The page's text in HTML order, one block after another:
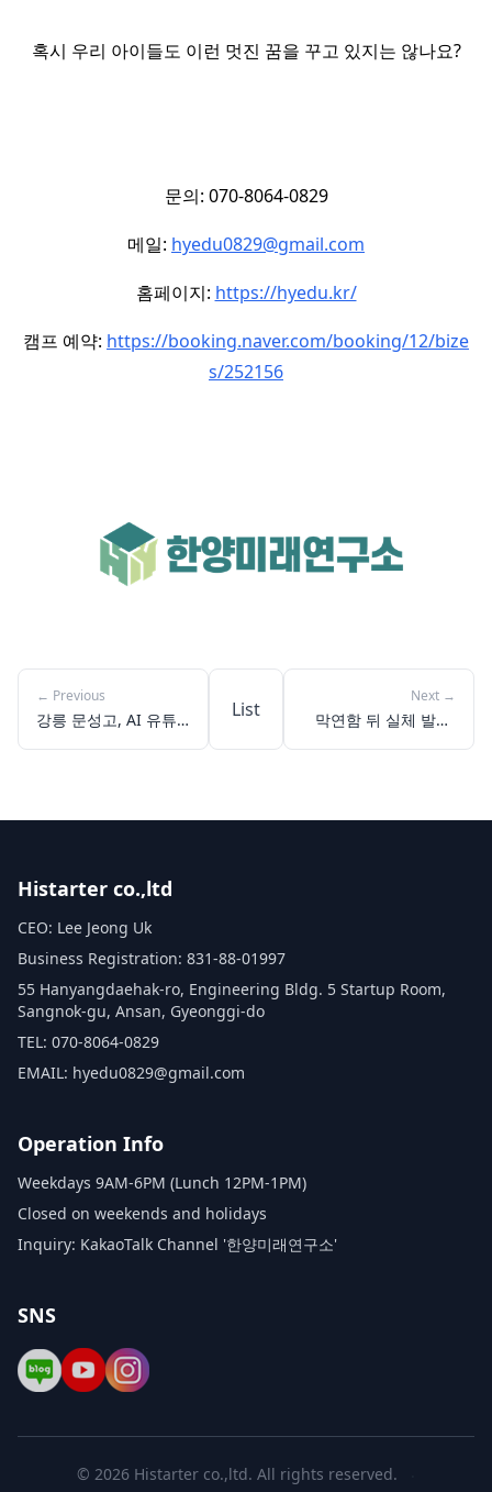
혹시 우리 아이들도 이런 멋진 꿈을 꾸고 있지는 않나요?
문의: 070-8064-0829
메일: hyedu0829@gmail.com
홈페이지: https://hyedu.kr/
캠프 예약: https://booking.naver.com/booking/12/bize
s/252156
← Previous
강릉 문성고, AI 유튜
List
Next →
막연함 뒤 실체 발견!
Histarter co.,ltd
CEO: Lee Jeong Uk
Business Registration: 831-88-01997
55 Hanyangdaehak-ro, Engineering Bldg. 5 Startup Room,
Sangnok-gu, Ansan, Gyeonggi-do
TEL: 070-8064-0829
EMAIL: hyedu0829@gmail.com
Operation Info
Weekdays 9AM-6PM (Lunch 12PM-1PM)
Closed on weekends and holidays
Inquiry: KakaoTalk Channel '한양미래연구소'
SNS
© 2026 Histarter co.,ltd. All rights reserved.